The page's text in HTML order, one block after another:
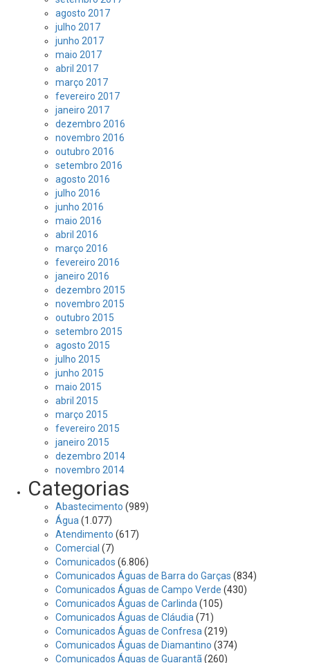
agosto 2017
julho 2017
junho 2017
maio 2017
abril 2017
março 2017
fevereiro 2017
janeiro 2017
dezembro 2016
novembro 2016
outubro 2016
setembro 2016
agosto 2016
julho 2016
junho 2016
maio 2016
abril 2016
março 2016
fevereiro 2016
janeiro 2016
dezembro 2015
novembro 2015
outubro 2015
setembro 2015
agosto 2015
julho 2015
junho 2015
maio 2015
abril 2015
março 2015
fevereiro 2015
janeiro 2015
dezembro 2014
novembro 2014
Categorias
Abastecimento (989)
Água (1.077)
Atendimento (617)
Comercial (7)
Comunicados (6.806)
Comunicados Águas de Barra do Garças (834)
Comunicados Águas de Campo Verde (430)
Comunicados Águas de Carlinda (105)
Comunicados Águas de Cláudia (71)
Comunicados Águas de Confresa (219)
Comunicados Águas de Diamantino (374)
Comunicados Águas de Guarantã (260)